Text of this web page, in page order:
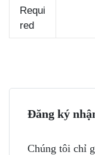
Requi
red
Đăng ký
Chúng tôi chỉ